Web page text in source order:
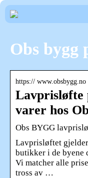
Obs bygg
https:// www.obsbygg.no
Lavprisløfte
varer hos
Obs BYGG
Lavprisløftet
butikker i de byene
Vi matcher alle
tross av …